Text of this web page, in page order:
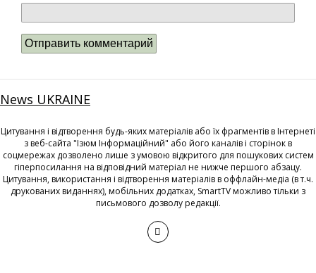
News UKRAINE
Цитування і відтворення будь-яких матеріалів або їх фрагментів в Інтернеті
з веб-сайта "Ізюм Інформаційний" або його каналів і сторінок в
соцмережах дозволено лише з умовою відкритого для пошукових систем
гіперпосилання на відповідний матеріал не нижче першого абзацу.
Цитування, використання і відтворення матеріалів в оффлайн-медіа (в т.ч.
друкованих виданнях), мобільних додатках, SmartTV можливо тільки з
письмового дозволу редакції.